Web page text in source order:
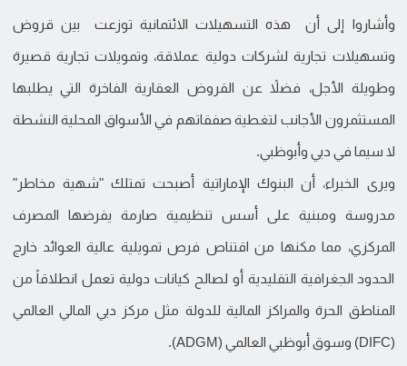
وأشاروا إلى أن هذه التسهيلات الائتمانية توزعت بين قروض
وتسهيلات تجارية لشركات دولية عملاقة، وتمويلات تجارية قصيرة
وطويلة الأجل، فضلاً عن القروض العقارية الفاخرة التي يطلبها
المستثمرون الأجانب لتغطية صفقاتهم في الأسواق المحلية النشطة
لا سيما في دبي وأبوظبي.
ويرى الخبراء، أن البنوك الإماراتية أصبحت تمتلك "شهية مخاطر"
مدروسة ومبنية على أسس تنظيمية صارمة يفرضها المصرف
المركزي، مما مكنها من اقتناص فرص تمويلية عالية العوائد خارج
الحدود الجغرافية التقليدية أو لصالح كيانات دولية تعمل انطلاقاً من
المناطق الحرة والمراكز المالية للدولة مثل مركز دبي المالي العالمي
(DIFC) وسوق أبوظبي العالمي (ADGM).